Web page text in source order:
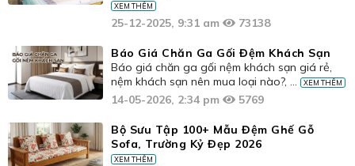
XEM THÊM
25-12-2025, 9:31 am 73138
Báo Giá Chăn Ga Gối Đệm Khách Sạn
Báo giá chăn ga gối nệm khách sạn giá rẻ,
nệm khách sạn nên mua loại nào?, ...
XEM THÊM
14-05-2026, 2:34 pm 5769
Bộ Sưu Tập 100+ Mẫu Đệm Ghế Gỗ
Sofa, Trường Kỷ Đẹp 2026
XEM THÊM